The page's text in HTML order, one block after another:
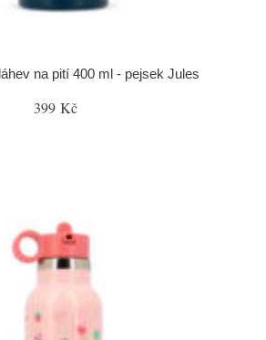
na pití 400 ml - pejsek Jules
399 Kč